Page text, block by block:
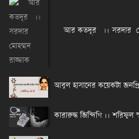
আর কতদূর ।। সরদার
আবুল হাসানের কয়েকটা
কারারুদ্ধ জিন্দিগি ।। শরিফুল